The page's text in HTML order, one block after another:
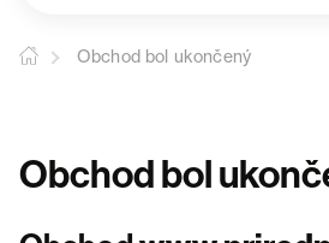
Obchod bol ukončený
Obchod bol